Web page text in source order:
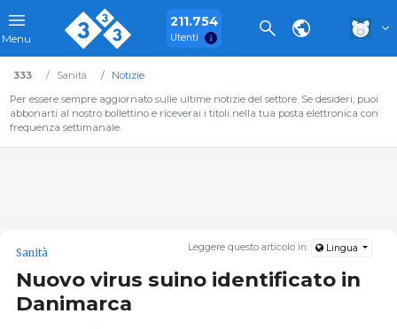
Menu
211.754
Utenti
333 Sanità
Notizie
Per essere sempre aggiornato sulle ultime notizie del settore. Se desideri, puoi
abbonarti al nostro bollettino e riceverai i titoli nella tua posta elettronica con
frequenza settimanale.
Leggere questo articolo in: Lingua
Sanità
Nuovo virus suino identificato in
Danimarca